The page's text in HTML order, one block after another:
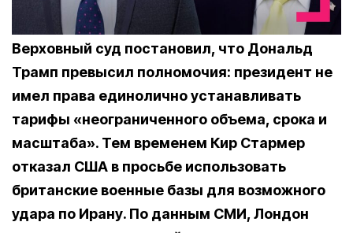
Верховный суд постановил, что Дональд
Трамп превысил полномочия: президент не
имел права единолично устанавливать
тарифы «неограниченного объема, срока и
масштаба». Тем временем Кир Стармер
отказал США в просьбе использовать
британские военные базы для возможного
удара по Ирану. По данным СМИ, Лондон